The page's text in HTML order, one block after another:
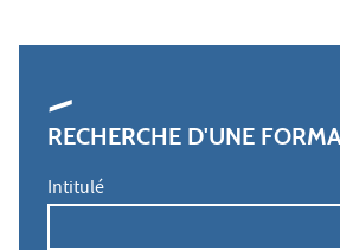
RECHERCHE D'UNE
Intitulé